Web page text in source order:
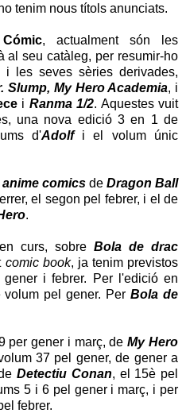
tenim nous títols anunciats.
, actualment són les
al seu catàleg, per resumir-ho
i les seves sèries derivades,
Slump, My Hero Academia, i
i Ranma 1/2. Aquestes vuit
una nova edició 3 en 1 de
d'Adolfi el volum únic
anime comics de Dragon Ball
el segon pel febrer, i el de
.
curs, sobre Bola de drac
comic book, ja tenim previstos
i febrer. Per l'edició en
volum pel gener. PerBola de
per gener i març, deMy Hero
37 pel gener, de gener a
Detectiu Conan, el 15è pel
5 i 6 pel gener i març, i per
febrer.